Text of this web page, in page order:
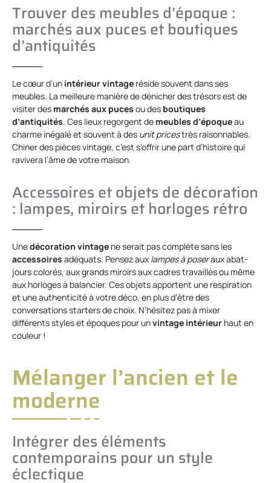
Trouver des meubles d’époque :
marchés aux puces et boutiques
d’antiquités
Le cœur d’un intérieur vintage réside souvent dans ses
meubles. La meilleure manière de dénicher des trésors est de
visiter des marchés aux puces ou des boutiques
d’antiquités. Ces lieux regorgent de meubles d’époqueau
charme inégalé et souvent à des unit pricestrès raisonnables.
Chiner des pièces vintage, c’est s’offrir une part d’histoire qui
ravivera l’âme de votre maison.
Accessoires et objets de décoration
: lampes, miroirs et horloges rétro
Unedécoration vintage ne serait pas complète sans les
accessoires adéquats. Pensez aux lampes à poseraux abat-
jours colorés, aux grands miroirs aux cadres travaillés ou même
aux horloges à balancier. Ces objets apportent une respiration
et une authenticité à votre déco, en plus d’être des
conversations starters de choix. N’hésitez pas à mixer
différents styles et époques pour unvintage intérieur haut en
couleur !
Mélanger l’ancien et le
moderne
Intégrer des éléments
contemporains pour un style
éclectique